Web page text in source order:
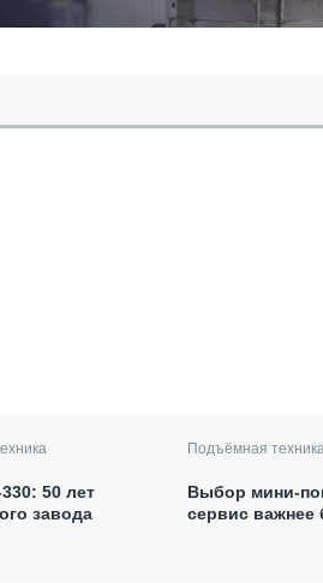
50 лет
завода
Подъёмная техника
Выбор мини-
сервис важнее